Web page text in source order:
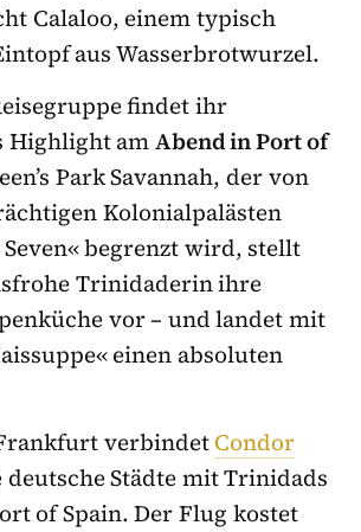
Calaloo, einem typisch
aus Wasserbrotwurzel.
findet ihr
Highlight amAbend in Port of
Park Savannah, der von
Kolonialpalästen
begrenzt wird, stellt
Trinidaderin ihre
vor – und landet mit
einen absoluten
verbindetCondor
deutsche Städte mit Trinidads
of Spain. Der Flug kostet